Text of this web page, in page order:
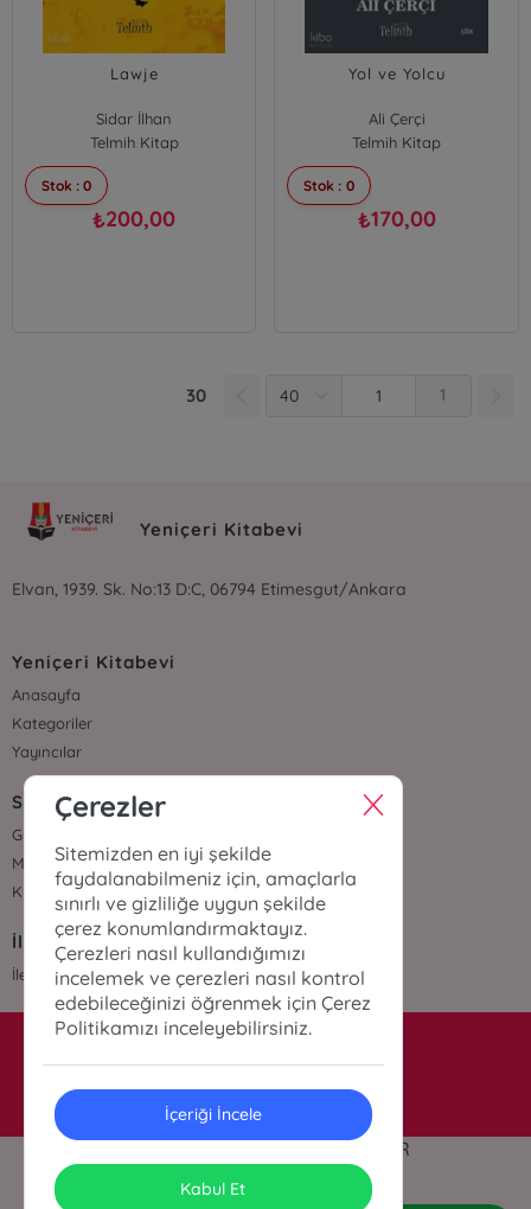
Lawje
Sidar İlhan
Telmih Kitap
Stok : 0
₺200,00
Yol ve Yolcu
Ali Çerçi
Telmih Kitap
Stok : 0
₺170,00
30 1
Yeniçeri Kitabevi
Elvan, 1939. Sk. No:13 D:C, 06794 Etimesgut/Ankara
Yeniçeri Kitabevi
Anasayfa
Kategoriler
Yayıncılar
Sözleşmeler
Gizlilik Sözleşmesi
Mesafeli Satış Sözleşmesi
Kullanıcı Sözleşmesi
İletişim
İletişim
info@yenicerikitabevi.com
© 2024 | TÜM HAKLARI SAKLIDIR
Tasarım & Uygulama
Çerezler
Sitemizden en iyi şekilde
faydalanabilmeniz için, amaçlarla
sınırlı ve gizliliğe uygun şekilde
çerez konumlandırmaktayız.
Çerezleri nasıl kullandığımızı
incelemek ve çerezleri nasıl kontrol
edebileceğinizi öğrenmek için Çerez
Politikamızı inceleyebilirsiniz.
İçeriği İncele
Kabul Et